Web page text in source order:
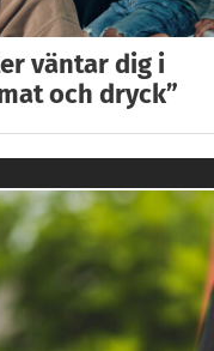
väntar dig i
och dryck”